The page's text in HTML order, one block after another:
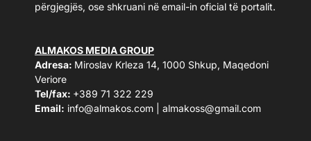
përgjegjës, ose shkruani në email-in oficial të portalit.
ALMAKOS MEDIA GROUP
Adresa: Miroslav Krleza 14, 1000 Shkup, Maqedoni
Veriore
Tel/fax: +389 71 322 229
Email: info@almakos.com almakoss@gmail.com